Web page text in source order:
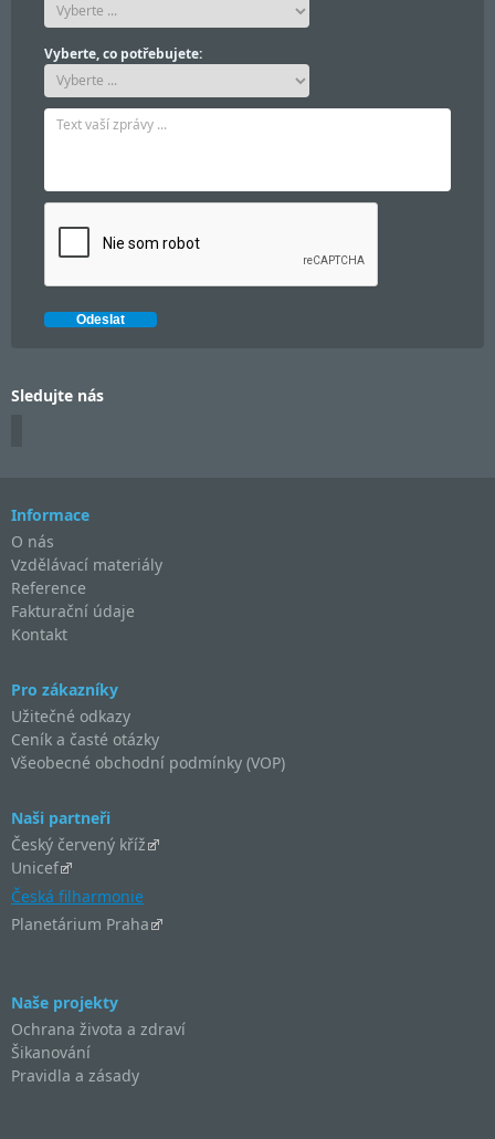
Vyberte, co potřebujete:
Sledujte nás
Informace
O nás
Vzdělávací materiály
Reference
Fakturační údaje
Kontakt
Pro zákazníky
Užitečné odkazy
Ceník a časté otázky
Všeobecné obchodní podmínky (VOP)
Naši partneři
Český červený kříž
Unicef
Česká filharmonie
Planetárium Praha
Naše projekty
Ochrana života a zdraví
Šikanování
Pravidla a zásady